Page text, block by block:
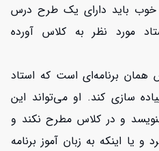
باید دارای یک طرح درس
مورد نظر به کلاس آورده
برنامه‌ای است که استاد
سازی کند. او می‌تواند این
و در کلاس مطرح نکند و
یا اینکه به زبان آموز برنامه